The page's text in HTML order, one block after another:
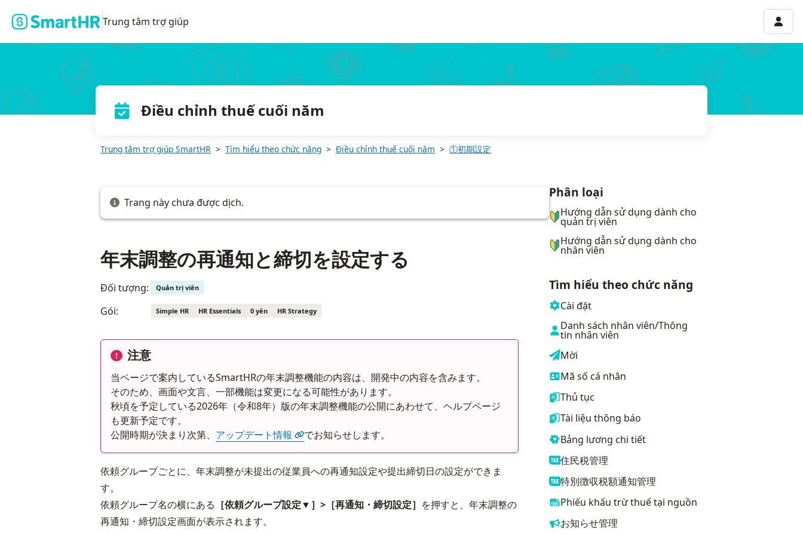
Trung tâm trợ giúp
Điều chỉnh thuế cuối năm
Trung tâm trợ giúp SmartHR Tìm hiểu theo chức năng Điều chỉnh thuế cuối năm ①初期設定
Trang này chưa được dịch.
年末調整の再通知と締切を設定する
Đối tượng: Quản trị viên
Gói: Simple HR HR Essentials 0 yên HR Strategy
注意
当ページで案内しているSmartHRの年末調整機能の内容は、開発中の内容を含みます。
そのため、画面や文言、一部機能は変更になる可能性があります。
秋頃を予定している2026年（令和8年）版の年末調整機能の公開にあわせて、ヘルプページ
も更新予定です。
公開時期が決まり次第、 アップデート情報 でお知らせします。
依頼グループごとに、年末調整が未提出の従業員への再通知設定や提出締切日の設定ができま
す。
依頼グループ名の横にある ［依頼グループ設定▼］>［再通知・締切設定］ を押すと、年末調整の
再通知・締切設定画面が表示されます。
ナビゲーションメニュー
Phân loại
Hướng dẫn sử dụng dành cho
quản trị viên
Hướng dẫn sử dụng dành cho
nhân viên
Tìm hiểu theo chức năng
Cài đặt
Danh sách nhân viên/Thông
tin nhân viên
Mời
Mã số cá nhân
Thủ tục
Tài liệu thông báo
Bảng lương chi tiết
住民税管理
特別徴収税額通知管理
Phiếu khấu trừ thuế tại nguồn
お知らせ管理